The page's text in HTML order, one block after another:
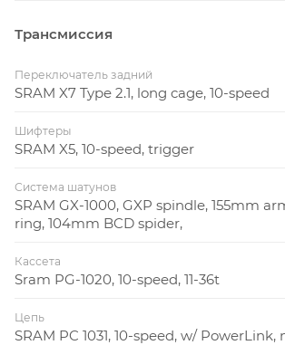
Трансмиссия
Переключатель задний
SRAM X7 Type 2.1, long cage, 10-speed
Шифтеры
SRAM X5, 10-speed, trigger
Система шатунов
SRAM GX-1000, GXP spindle, 155mm
ring, 104mm BCD spider,
Кассета
Sram PG-1020, 10-speed, 11-36t
Цепь
SRAM PC 1031, 10-speed, w/